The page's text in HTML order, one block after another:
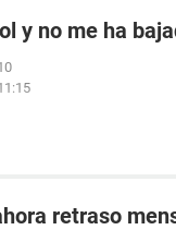
y no me ha
retraso